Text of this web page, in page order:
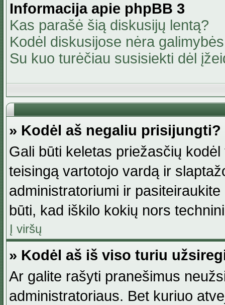
Informacija apie phpBB 3
Kas parašė šią diskusijų lentą?
Kodėl diskusijose nėra
Su kuo turėčiau susisiekti dėl
» Kodėl aš negaliu prisijungti?
Gali būti keletas priežasčių
teisingą vartotojo vardą ir
administratoriumi ir
būti, kad iškilo kokių nors
Į viršų
» Kodėl aš iš viso turiu
Ar galite rašyti pranešimus
administratoriaus. Bet kuriuo